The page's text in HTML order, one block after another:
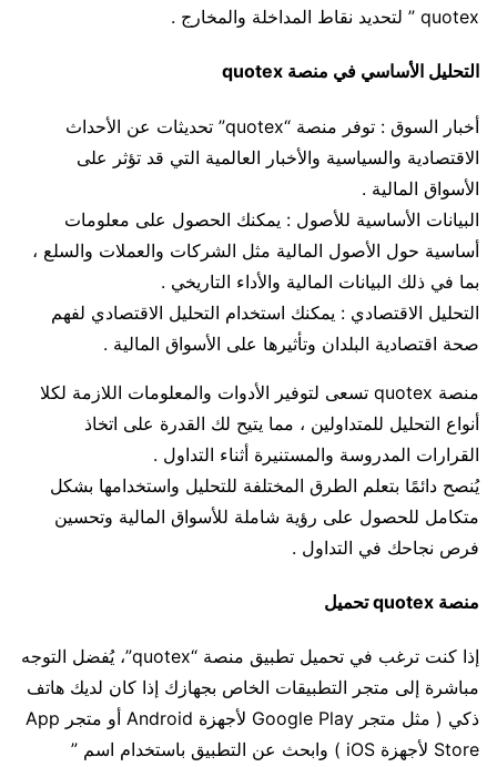
quotex ” لتحديد نقاط المداخلة والمخارج .
التحليل الأساسي في منصة quotex
أخبار السوق : توفر منصة “quotex” تحديثات عن الأحداث
الاقتصادية والسياسية والأخبار العالمية التي قد تؤثر على
الأسواق المالية .
البيانات الأساسية للأصول : يمكنك الحصول على معلومات
أساسية حول الأصول المالية مثل الشركات والعملات والسلع ،
بما في ذلك البيانات المالية والأداء التاريخي .
التحليل الاقتصادي : يمكنك استخدام التحليل الاقتصادي لفهم
صحة اقتصادية البلدان وتأثيرها على الأسواق المالية .
منصة quotex تسعى لتوفير الأدوات والمعلومات اللازمة لكلا
أنواع التحليل للمتداولين ، مما يتيح لك القدرة على اتخاذ
القرارات المدروسة والمستنيرة أثناء التداول .
يُنصح دائمًا بتعلم الطرق المختلفة للتحليل واستخدامها بشكل
متكامل للحصول على رؤية شاملة للأسواق المالية وتحسين
فرص نجاحك في التداول .
منصة quotex تحميل
إذا كنت ترغب في تحميل تطبيق منصة “quotex”، يُفضل التوجه
مباشرة إلى متجر التطبيقات الخاص بجهازك إذا كان لديك هاتف
ذكي ( مثل متجر Google Play لأجهزة Android أو متجر App
Store لأجهزة iOS ) وابحث عن التطبيق باستخدام اسم ”